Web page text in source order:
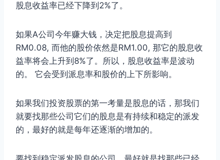
股息收益率已经下降到2%了。
如果A公司今年赚大钱，决定把股息提高到
RM0.08, 而他的股价依然是RM1.00, 那它的股息收
益率将会上升到8%了。所以，股息收益率是波动
的。 它会受到派息率和股价的上下所影响。
如果我们投资股票的第一考量是股息的话，那我们
就要找那些公司它们的股息是有持续和稳定的派发
的，最好的就是每年还逐渐的增加的。